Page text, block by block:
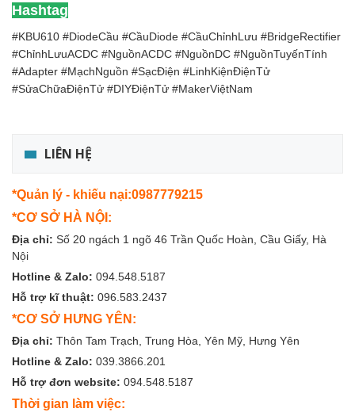
Hashtag
#KBU610 #DiodeCầu #CầuDiode #CầuChỉnhLưu #BridgeRectifier
#ChỉnhLưuACDC #NguồnACDC #NguồnDC #NguồnTuyếnTính
#Adapter #MạchNguồn #SạcĐiện #LinhKiệnĐiệnTử
#SửaChữaĐiệnTử #DIYĐiệnTử #MakerViệtNam
LIÊN HỆ
*Quản lý - khiếu nại:0987779215
*CƠ SỞ HÀ NỘI:
Địa chỉ: Số 20 ngách 1 ngõ 46 Trần Quốc Hoàn, Cầu Giấy, Hà
Nội
Hotline & Zalo: 094.548.5187
Hỗ trợ kĩ thuật: 096.583.2437
*CƠ SỞ HƯNG YÊN:
Địa chỉ: Thôn Tam Trạch, Trung Hòa, Yên Mỹ, Hưng Yên
Hotline & Zalo: 039.3866.201
Hỗ trợ đơn website: 094.548.5187
Thời gian làm việc: